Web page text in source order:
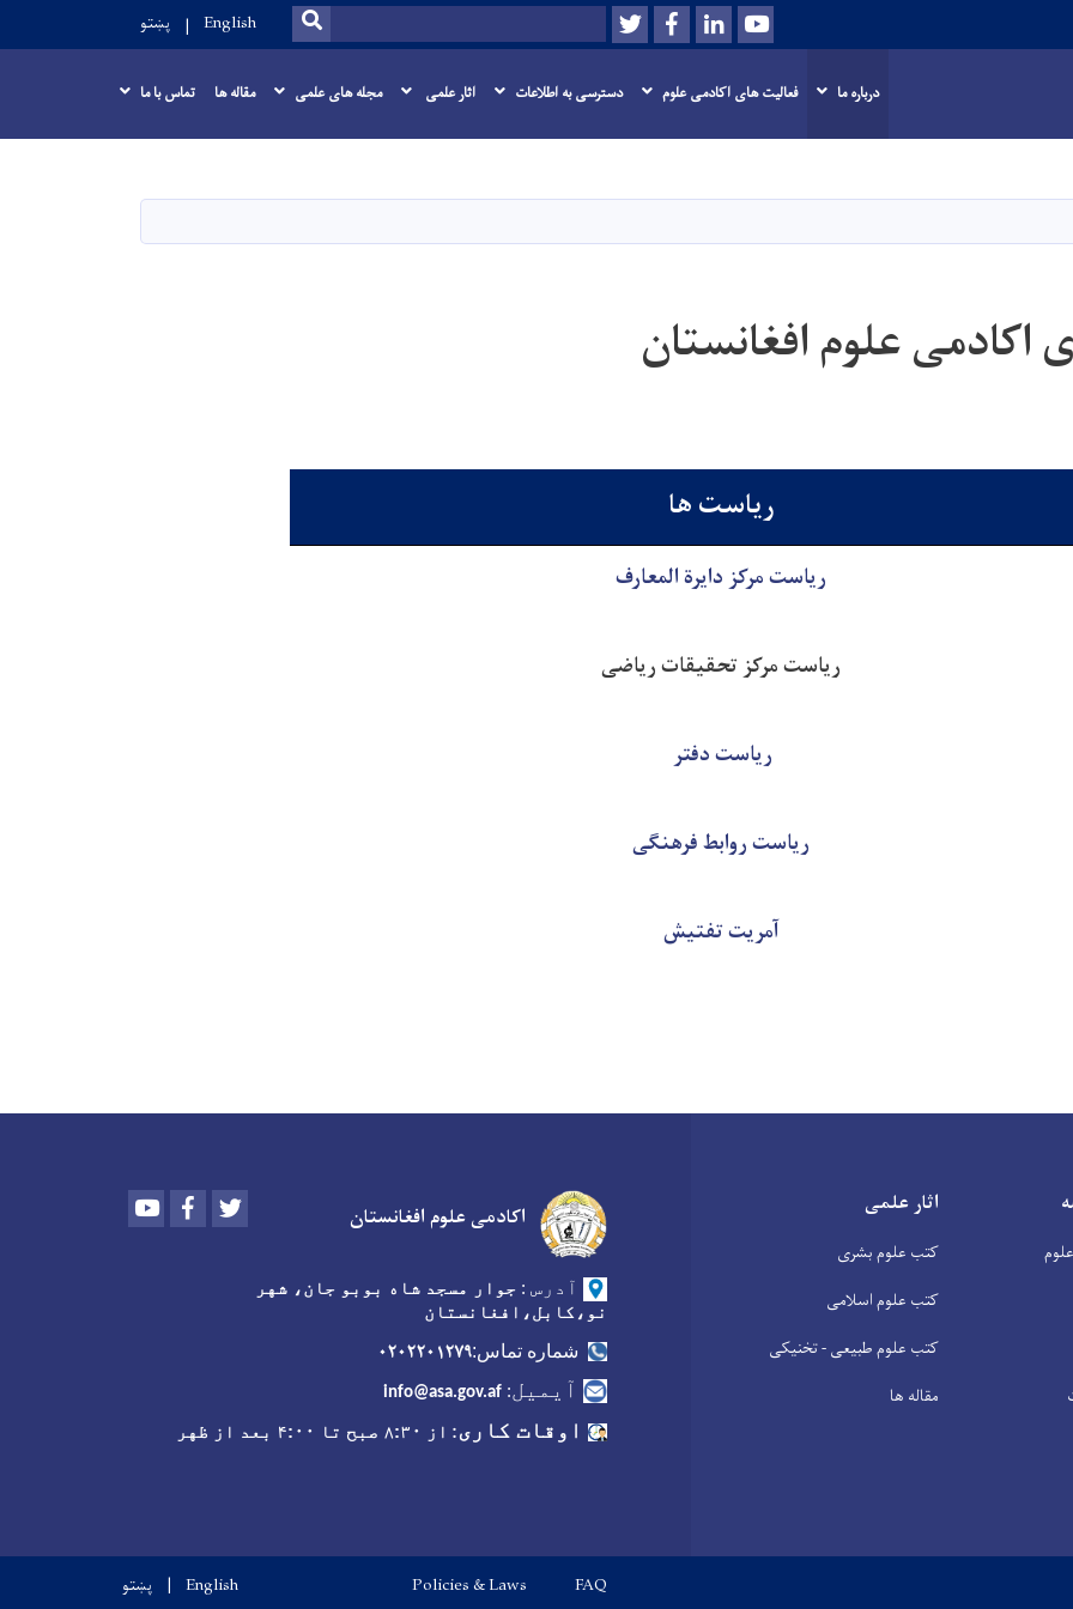
content
Youtube
LinkedIn
Facebook
Twitter
Search
SEARCH
English پښتو
درباره ما فعالیت های اکادمی علوم دسترسی به اطلاعات اثار علمی مجله های علمی مقاله ها تماس با ما
علوم افغانستان
ریاست ها
ریاست مرکز دایرة المعارف
ریاست مرکز تحقیقات ریاضی
ریاست دفتر
ریاست روابط فرهنگی
آمریت تفتیش
اثار علمی
کتب علوم بشری
کتب علوم اسلامی
کتب علوم طبیعی - تخنیکی
مقاله ها
اکادمی علوم افغانستان Youtube Facebook
آدرس : جوار مسجد شاه بوبو جان، شهر
نو،کابل،افغانستان
شماره تماس:۰۲۰۲۲۰۱۲۷۹
آیمیل:
info@asa.gov.af
اوقات کاری: از ۸:۳۰ صبح تا ۴:۰۰ بعد از ظهر
Footer menu
FAQ
Policies & Laws
English پښتو